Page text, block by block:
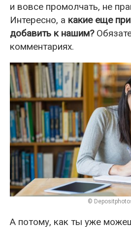
и вовсе промолчать, не
Интересно, а какие еще
добавить к нашим?
комментариях.
©
А потому, как ты уже